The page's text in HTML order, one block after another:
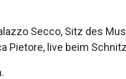
Secco, Sitz des
Pietore, live beim